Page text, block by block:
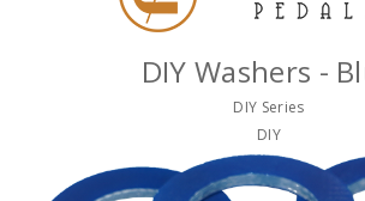
DIY Washers -
DIY Series
DIY